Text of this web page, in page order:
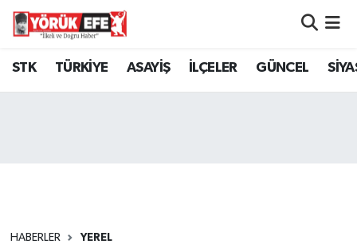
STK TÜRKİYE ASAYİŞ İLÇELER GÜNCEL
HABERLER YEREL
Aydın Nöbetçi Eczaneler